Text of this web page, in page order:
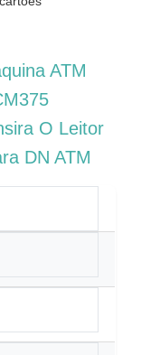
ATM
O Leitor
DN ATM